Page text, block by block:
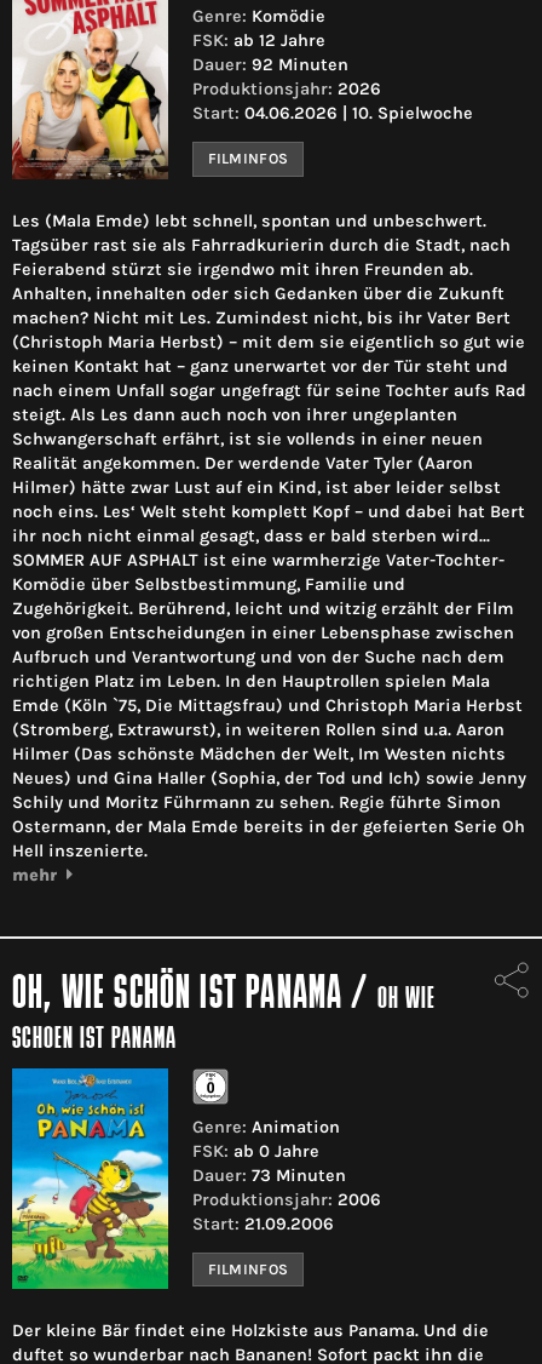
Genre: Komödie
FSK: ab 12 Jahre
Dauer: 92 Minuten
Produktionsjahr: 2026
Start: 04.06.2026 | 10. Spielwoche
FILMINFOS
Les (Mala Emde) lebt schnell, spontan und unbeschwert.
Tagsüber rast sie als Fahrradkurierin durch die Stadt, nach
Feierabend stürzt sie irgendwo mit ihren Freunden ab.
Anhalten, innehalten oder sich Gedanken über die Zukunft
machen? Nicht mit Les. Zumindest nicht, bis ihr Vater Bert
(Christoph Maria Herbst) – mit dem sie eigentlich so gut wie
keinen Kontakt hat – ganz unerwartet vor der Tür steht und
nach einem Unfall sogar ungefragt für seine Tochter aufs Rad
steigt. Als Les dann auch noch von ihrer ungeplanten
Schwangerschaft erfährt, ist sie vollends in einer neuen
Realität angekommen. Der werdende Vater Tyler (Aaron
Hilmer) hätte zwar Lust auf ein Kind, ist aber leider selbst
noch eins. Les‘ Welt steht komplett Kopf – und dabei hat Bert
ihr noch nicht einmal gesagt, dass er bald sterben wird...
SOMMER AUF ASPHALT ist eine warmherzige Vater-Tochter-
Komödie über Selbstbestimmung, Familie und
Zugehörigkeit. Berührend, leicht und witzig erzählt der Film
von großen Entscheidungen in einer Lebensphase zwischen
Aufbruch und Verantwortung und von der Suche nach dem
richtigen Platz im Leben. In den Hauptrollen spielen Mala
Emde (Köln `75, Die Mittagsfrau) und Christoph Maria Herbst
(Stromberg, Extrawurst), in weiteren Rollen sind u.a. Aaron
Hilmer (Das schönste Mädchen der Welt, Im Westen nichts
Neues) und Gina Haller (Sophia, der Tod und Ich) sowie Jenny
Schily und Moritz Führmann zu sehen. Regie führte Simon
Ostermann, der Mala Emde bereits in der gefeierten Serie Oh
Hell inszenierte.
mehr
OH, WIE SCHÖN IST PANAMA / OH WIE
SCHOEN IST PANAMA
Genre: Animation
FSK: ab 0 Jahre
Dauer: 73 Minuten
Produktionsjahr: 2006
Start: 21.09.2006
FILMINFOS
Der kleine Bär findet eine Holzkiste aus Panama. Und die
duftet so wunderbar nach Bananen! Sofort packt ihn die